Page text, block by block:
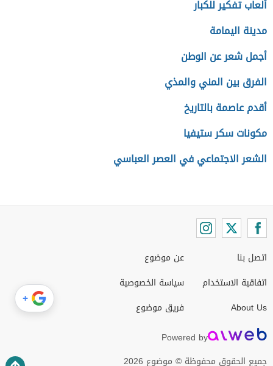
ألعاب تفكير للكبار
مدينة اليمامة
أجمل شعر عن الوطن
الفرق بين المني والمذي
أقدم عاصمة بالتاريخ
مكونات سكر ستيفيا
الشعر الاجتماعي في العصر العباسي
اتصل بنا
اتفاقية الاستخدام
About Us
عن موضوع
سياسة الخصوصية
فريق موضوع
Powered by
جميع الحقوق محفوظة © موضوع 2026
+